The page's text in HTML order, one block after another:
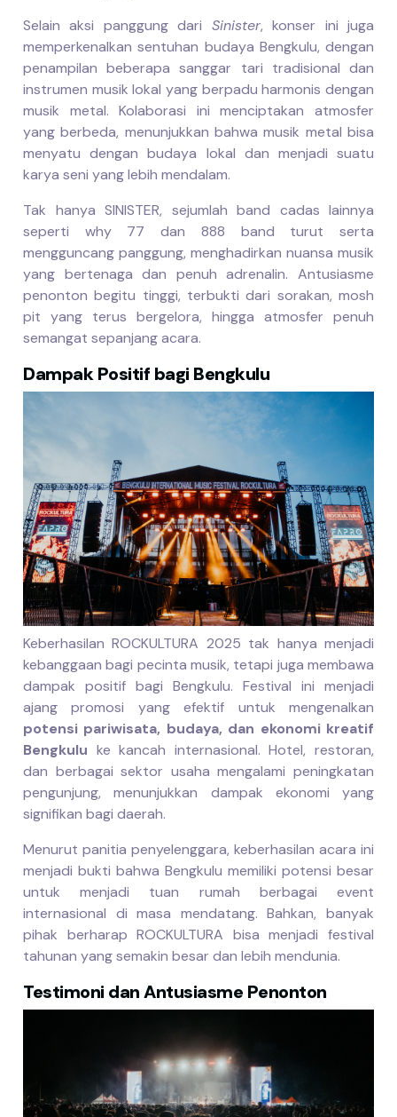
Selain aksi panggung dari Sinister, konser ini juga
memperkenalkan sentuhan budaya Bengkulu, dengan
penampilan beberapa sanggar tari tradisional dan
instrumen musik lokal yang berpadu harmonis dengan
musik metal. Kolaborasi ini menciptakan atmosfer
yang berbeda, menunjukkan bahwa musik metal bisa
menyatu dengan budaya lokal dan menjadi suatu
karya seni yang lebih mendalam.
Tak hanya SINISTER, sejumlah band cadas lainnya
seperti why 77 dan 888 band turut serta
mengguncang panggung, menghadirkan nuansa musik
yang bertenaga dan penuh adrenalin. Antusiasme
penonton begitu tinggi, terbukti dari sorakan, mosh
pit yang terus bergelora, hingga atmosfer penuh
semangat sepanjang acara.
Dampak Positif bagi Bengkulu
Keberhasilan ROCKULTURA 2025 tak hanya menjadi
kebanggaan bagi pecinta musik, tetapi juga membawa
dampak positif bagi Bengkulu. Festival ini menjadi
ajang promosi yang efektif untuk mengenalkan
potensi pariwisata, budaya, dan ekonomi kreatif
Bengkulu ke kancah internasional. Hotel, restoran,
dan berbagai sektor usaha mengalami peningkatan
pengunjung, menunjukkan dampak ekonomi yang
signifikan bagi daerah.
Menurut panitia penyelenggara, keberhasilan acara ini
menjadi bukti bahwa Bengkulu memiliki potensi besar
untuk menjadi tuan rumah berbagai event
internasional di masa mendatang. Bahkan, banyak
pihak berharap ROCKULTURA bisa menjadi festival
tahunan yang semakin besar dan lebih mendunia.
Testimoni dan Antusiasme Penonton